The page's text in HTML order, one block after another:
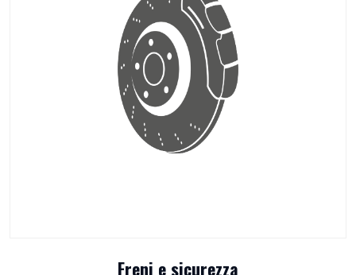
Freni e sicurezza